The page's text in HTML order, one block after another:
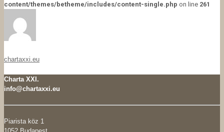
content/themes/betheme/includes/content-single.php on line 261
chartaxxi.eu
Charta XXI.
info@chartaxxi.eu
Piarista köz 1